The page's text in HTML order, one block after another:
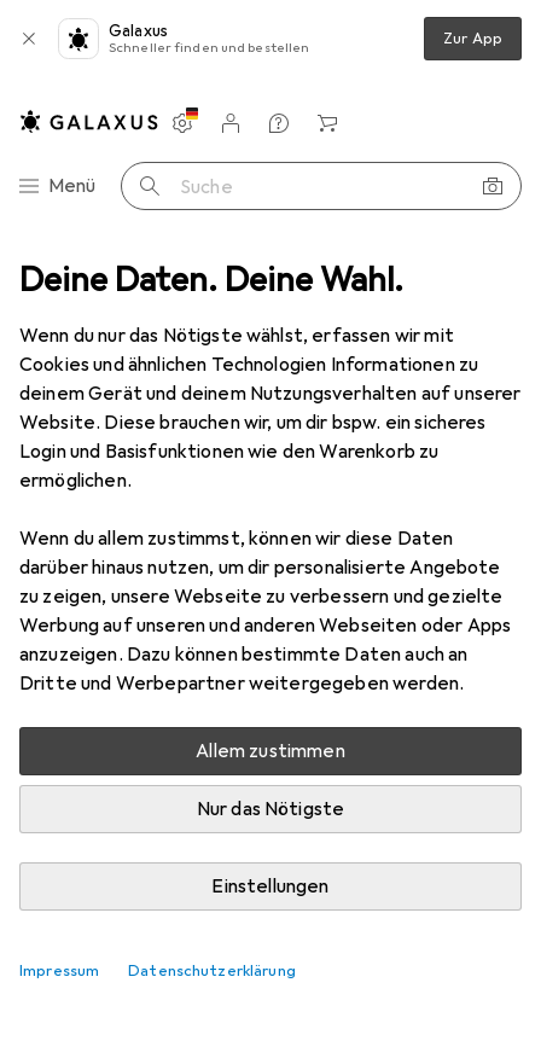
Deine Daten. Deine Wahl.
Wenn du nur das Nötigste wählst, erfassen wir mit
Cookies und ähnlichen Technologien Informationen zu
deinem Gerät und deinem Nutzungsverhalten auf unserer
Website. Diese brauchen wir, um dir bspw. ein sicheres
Login und Basisfunktionen wie den Warenkorb zu
ermöglichen.
Wenn du allem zustimmst, können wir diese Daten
darüber hinaus nutzen, um dir personalisierte Angebote
zu zeigen, unsere Webseite zu verbessern und gezielte
Werbung auf unseren und anderen Webseiten oder Apps
anzuzeigen. Dazu können bestimmte Daten auch an
Dritte und Werbepartner weitergegeben werden.
Allem zustimmen
Nur das Nötigste
Einstellungen
Impressum Datenschutzerklärung
Galaxus
Schneller finden und bestellen Zur App
Navigation nach Kategorien
Menü Suche
Einstellungen
Kundenkonto
Vergleichslisten
Merklisten
Warenkorb
Zubehör Präsentieren Magnetoplan Ersatzteil Schraube
MagnetoplanErsatzteil Schraube
EUR
16,07
Bewertungen
Zwischen Mi, 19.8. und Di, 25.8. geliefert
Benachrichtigen, wenn schneller verfügbar
Lieferort angeben für genaue Lieferzeit
In den Warenkorb